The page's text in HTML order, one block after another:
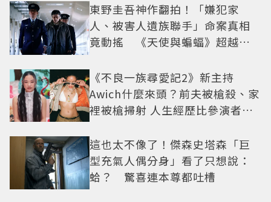
東野圭吾神作翻拍！「嫌犯家
人、被害人遺族聯手」命案真相
竟動搖 《天使與蝙蝠》超越懸
《不良一族尋愛記2》新主持
Awich什麼來頭？前夫被槍殺、家
裡被槍掃射 人生經歷比參演者還
這也太不像了！傑森史塔森「巨
型充氣人偶分身」看了只想說：
蛤？ 驚喜連本尊都吐槽